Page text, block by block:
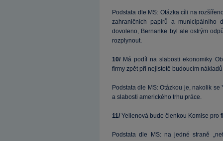
Podstata dle MS: Otázka cíli na
zahraničních papírů a municipálního
dovoleno, Bernanke byl ale ostrým
rozplynout.
10/ Má podíl na slabosti ekonomiky
firmy zpět při nejistotě budoucím
Podstata dle MS: Otázkou je, nakolik
a slabosti amerického trhu práce.
11/ Yellenová bude členkou Komise pro
Podstata dle MS: na jedné straně